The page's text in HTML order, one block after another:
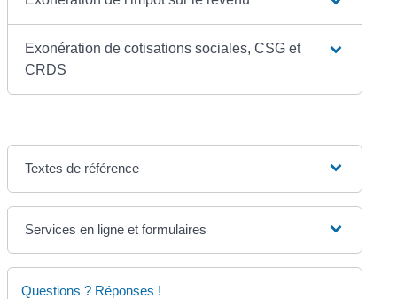
Exonération de cotisations sociales, CSG et
CRDS
Textes de référence
Services en ligne et formulaires
Questions ? Réponses !